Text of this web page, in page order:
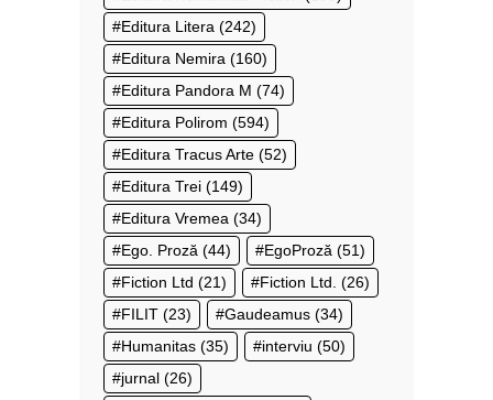
Editura Litera (242)
Editura Nemira (160)
Editura Pandora M (74)
Editura Polirom (594)
Editura Tracus Arte (52)
Editura Trei (149)
Editura Vremea (34)
Ego. Proză (44) EgoProză (51)
Fiction Ltd (21) Fiction Ltd. (26)
FILIT (23) Gaudeamus (34)
Humanitas (35) interviu (50)
jurnal (26)